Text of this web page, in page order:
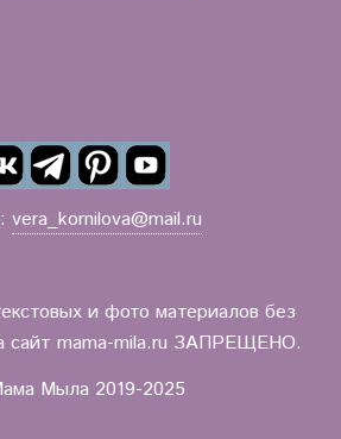
vera_kornilova@mail.ru
и фото материалов без
сайт mama-mila.ru ЗАПРЕЩЕНО.
Мыла 2019-2025